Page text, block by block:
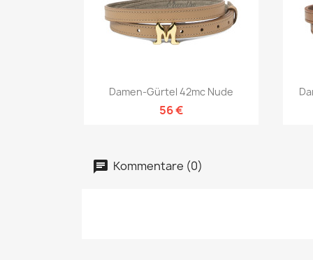
Vorschau
Damen-Gürtel 42mc Nude
56 €
Kommentare (0)